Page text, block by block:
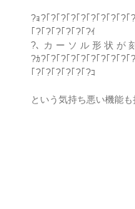
?ｮ?｢?｢?｢?｢?｢?｢?｢?｢?｢
｢?｢?｢?｢?｢?｢?ｲ
?､ カ ー ソ ル 形 状 が
?ｶ?｢?｢?｢?｢?｢?｢?｢?｢?｢
｢?｢?｢?｢?｢?｢?ｺ
という気持ち悪い機能も